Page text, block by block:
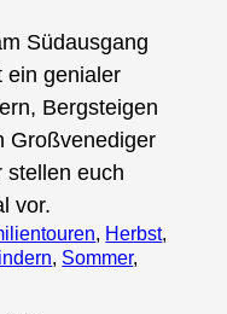
Südausgang
ein genialer
Bergsteigen
Großvenediger
stellen euch
vor.
, Herbst
, Sommer